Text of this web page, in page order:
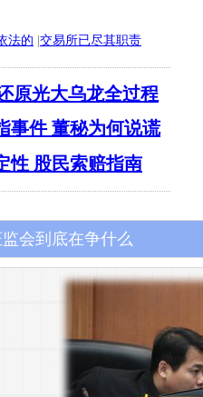
法的 交易所已尽其职责
原光大乌龙全过程
事件 董秘为何说谎
性 股民索赔指南
会到底在争什么